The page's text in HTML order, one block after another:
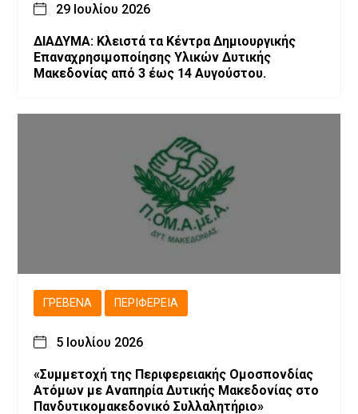
29 Ιουλίου 2026
ΔΙΑΔΥΜΑ: Κλειστά τα Κέντρα Δημιουργικής
Επαναχρησιμοποίησης Υλικών Δυτικής
Μακεδονίας από 3 έως 14 Αυγούστου.
ΓΡΕΒΕΝΆ ΠΕΡΙΦΈΡΕΙΑ
5 Ιουλίου 2026
«Συμμετοχή της Περιφερειακής Ομοσπονδίας
Ατόμων με Αναπηρία Δυτικής Μακεδονίας στο
Πανδυτικομακεδονικό Συλλαλητήριο»